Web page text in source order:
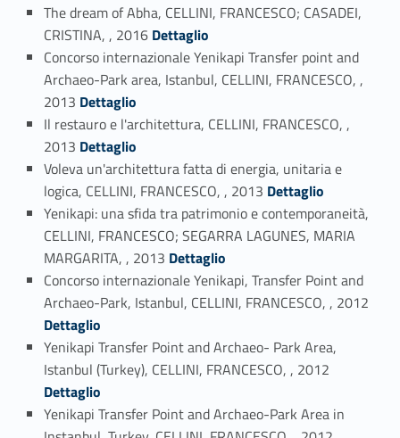
The dream of Abha, CELLINI, FRANCESCO; CASADEI,
CRISTINA, , 2016 Link identifier #identifier_person_46312-1Dettaglio
Concorso internazionale Yenikapi Transfer point and
Archaeo-Park area, Istanbul, CELLINI, FRANCESCO, ,
2013 Link identifier #identifier_person_60469-2Dettaglio
Il restauro e l'architettura, CELLINI, FRANCESCO, ,
2013 Link identifier #identifier_person_176290-3Dettaglio
Voleva un'architettura fatta di energia, unitaria e
logica, CELLINI, FRANCESCO, , 2013Link identifier #identifier_person_27923-4Dettaglio
Yenikapi: una sfida tra patrimonio e contemporaneità,
CELLINI, FRANCESCO; SEGARRA LAGUNES, MARIA
MARGARITA, , 2013 Link identifier #identifier_person_53586-5Dettaglio
Concorso internazionale Yenikapi, Transfer Point and
Archaeo-Park, Istanbul, CELLINI, FRANCESCO, , 2012
Dettaglio
Yenikapi Transfer Point and Archaeo- Park Area,
Istanbul (Turkey), CELLINI, FRANCESCO, , 2012 Link identifier #identifier_person_178686-7
Dettaglio
Yenikapi Transfer Point and Archaeo-Park Area in